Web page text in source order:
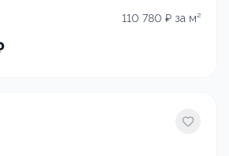
110 780 ₽ за м²